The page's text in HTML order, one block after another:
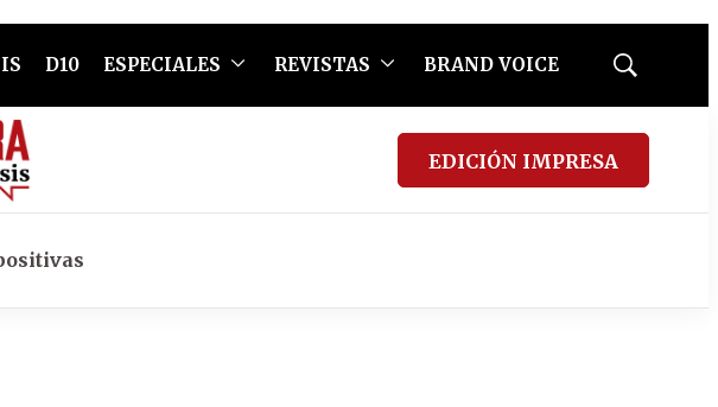
D10 ESPECIALES REVISTAS BRAND VOICE
Mostrar
EDICIÓN IMPRESA